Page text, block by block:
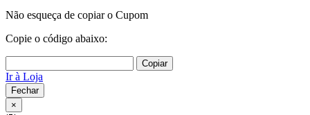
Não esqueça de copiar o Cupom
Copie o código abaixo:
Copiar
Ir à Loja
Fechar
×